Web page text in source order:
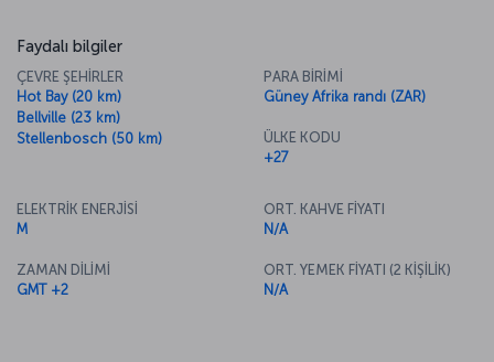
Faydalı bilgiler
ÇEVRE ŞEHİRLER
Hot Bay (20 km)
Bellville (23 km)
Stellenbosch (50 km)
PARA BİRİMİ
Güney Afrika randı (ZAR)
ÜLKE KODU
+27
ELEKTRİK ENERJİSİ
M
ZAMAN DİLİMİ
GMT +2
ORT. KAHVE FİYATI
N/A
ORT. YEMEK FİYATI (2 KİŞİLİK)
N/A